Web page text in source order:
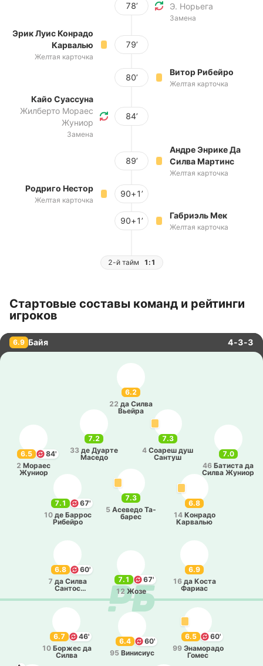
78’
Э. Норьега
Замена
Эрик Луис Конрадо
Карвалью
Желтая карточка
79’
80’
Витор Рибейро
Желтая карточка
Кайо Суассуна
Жилберто Мораес
Жуниор
Замена
84’
89’
Андре Энрике Да
Силва Мартинс
Желтая карточка
Родриго Нестор
Желтая карточка
90+1’
90+1’
Габриэль Мек
Желтая карточка
2-й тайм 1:1
Стартовые составы команд и рейтинги
игроков
6.9 Байя 4-3-3
6.2
22 да Силва
Вьейра
7.3
4 Соареш душ
Сантуш
6.5
84'
2 Мораес
Жуниор
7.2
33 де Дуарте
Маседо
7.0
46 Ба­ти­ста да
Силва Жуниор
6.8
14 Ко­нра­до
Ка­рва­лью
7.1
67'
10 де Баррос
Ри­бей­ро
7.3
5 Асе­ве­до Та­
ба­рес
7.1
67'
12 Жозе
6.9
16 да Коста
Фариас
6.8
60'
7 да Силва
Сантос
6.4
60'
95 Ви­ни­сиус
6.7
46'
10 Боржес да
Силва
6.5
60'
99 Эна­мо­ра­до
Гомес